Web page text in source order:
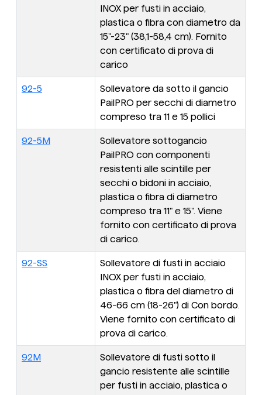
INOX per fusti in acciaio,
plastica o fibra con diametro da
15"-23" (38,1-58,4 cm). Fornito
con certificato di prova di
carico
92-5
Sollevatore da sotto il gancio
PailPRO per secchi di diametro
compreso tra 11 e 15 pollici
92-5M
Sollevatore sottogancio
PailPRO con componenti
resistenti alle scintille per
secchi o bidoni in acciaio,
plastica o fibra di diametro
compreso tra 11" e 15". Viene
fornito con certificato di prova
di carico.
92-SS
Sollevatore di fusti in acciaio
INOX per fusti in acciaio,
plastica o fibra del diametro di
46-66 cm (18-26") di Con bordo.
Viene fornito con certificato di
prova di carico.
92M
Sollevatore di fusti sotto il
gancio resistente alle scintille
per fusti in acciaio, plastica o